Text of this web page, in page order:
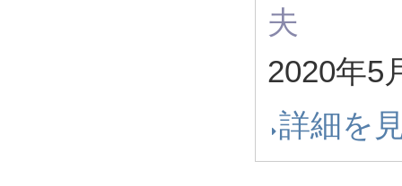
夫
2020年5
詳細を